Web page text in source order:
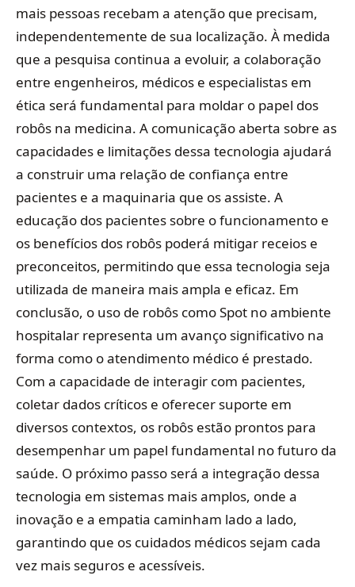
mais pessoas recebam a atenção que precisam,
independentemente de sua localização. À medida
que a pesquisa continua a evoluir, a colaboração
entre engenheiros, médicos e especialistas em
ética será fundamental para moldar o papel dos
robôs na medicina. A comunicação aberta sobre as
capacidades e limitações dessa tecnologia ajudará
a construir uma relação de confiança entre
pacientes e a maquinaria que os assiste. A
educação dos pacientes sobre o funcionamento e
os benefícios dos robôs poderá mitigar receios e
preconceitos, permitindo que essa tecnologia seja
utilizada de maneira mais ampla e eficaz. Em
conclusão, o uso de robôs como Spot no ambiente
hospitalar representa um avanço significativo na
forma como o atendimento médico é prestado.
Com a capacidade de interagir com pacientes,
coletar dados críticos e oferecer suporte em
diversos contextos, os robôs estão prontos para
desempenhar um papel fundamental no futuro da
saúde. O próximo passo será a integração dessa
tecnologia em sistemas mais amplos, onde a
inovação e a empatia caminham lado a lado,
garantindo que os cuidados médicos sejam cada
vez mais seguros e acessíveis.